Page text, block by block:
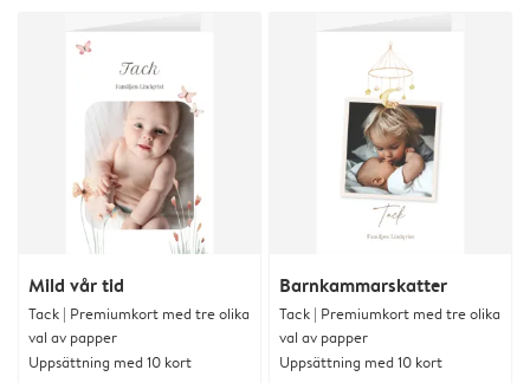
Mild vår tid
Tack | Premiumkort med tre olika
val av papper
Uppsättning med 10 kort
Barnkammarskatter
Tack | Premiumkort med tre olika
val av papper
Uppsättning med 10 kort